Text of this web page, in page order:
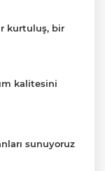
kurtuluş, bir
kalitesini
sunuyoruz